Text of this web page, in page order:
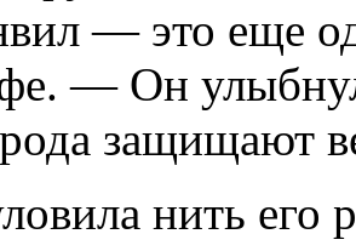
— это еще
— Он
защищают
нить его